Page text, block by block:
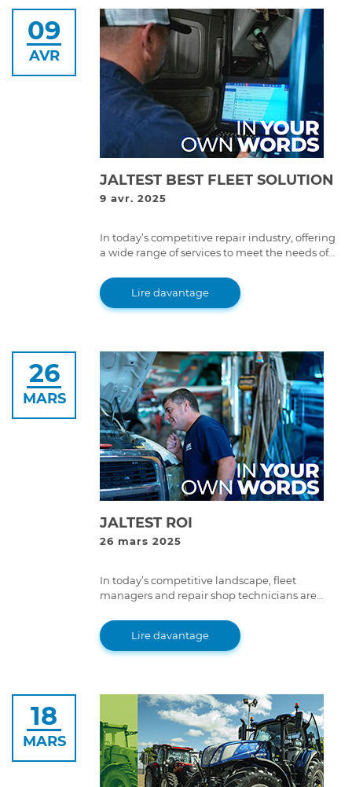
09
AVR
JALTEST BEST FLEET SOLUTION
9 avr. 2025
In today’s competitive repair industry, offering
a wide range of services to meet the needs of
Lire davantage
26
MARS
JALTEST ROI
26 mars 2025
In today’s competitive landscape, fleet
managers and repair shop technicians are
and reduce operational costs.
Lire davantage
18
MARS